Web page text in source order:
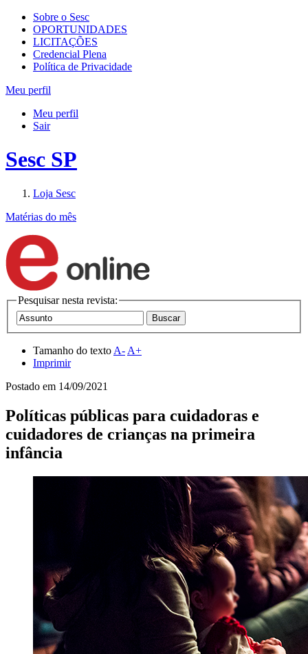
Sobre o Sesc
OPORTUNIDADES
LICITAÇÕES
Credencial Plena
Política de Privacidade
Meu perfil
Meu perfil
Sair
Sesc SP
Loja Sesc
Matérias do mês
Pesquisar nesta revista:
Tamanho do texto A- A+
Imprimir
Postado em 14/09/2021
Políticas públicas para cuidadoras e
cuidadores de crianças na primeira
infância